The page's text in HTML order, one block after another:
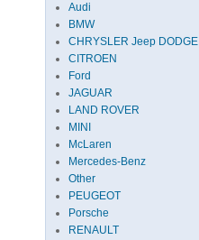
Audi
BMW
CHRYSLER Jeep DODGE
CITROEN
Ford
JAGUAR
LAND ROVER
MINI
McLaren
Mercedes-Benz
Other
PEUGEOT
Porsche
RENAULT